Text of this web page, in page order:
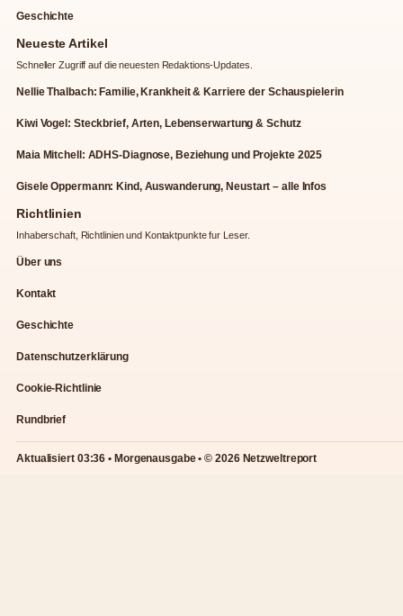
Geschichte
Neueste Artikel
Schneller Zugriff auf die neuesten Redaktions-Updates.
Nellie Thalbach: Familie, Krankheit & Karriere der Schauspielerin
Kiwi Vogel: Steckbrief, Arten, Lebenserwartung & Schutz
Maia Mitchell: ADHS-Diagnose, Beziehung und Projekte 2025
Gisele Oppermann: Kind, Auswanderung, Neustart – alle Infos
Richtlinien
Inhaberschaft, Richtlinien und Kontaktpunkte fur Leser.
Über uns
Kontakt
Geschichte
Datenschutzerklärung
Cookie-Richtlinie
Rundbrief
Aktualisiert 03:36 • Morgenausgabe • © 2026 Netzweltreport